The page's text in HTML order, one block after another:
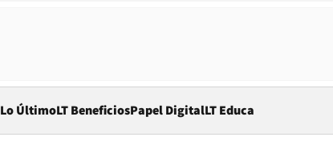
Lo ÚltimoLT BeneficiosPapel DigitalOpens in new window
LT Educa